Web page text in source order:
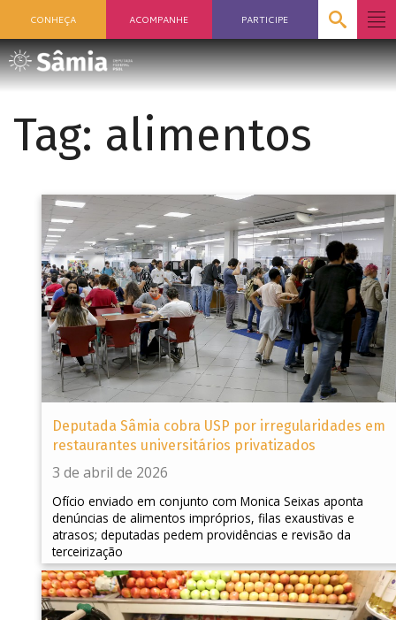
CONHEÇA ACOMPANHE PARTICIPE
Tag: alimentos
Deputada Sâmia cobra USP por irregularidades em
restaurantes universitários privatizados
3 de abril de 2026
Ofício enviado em conjunto com Monica Seixas aponta
denúncias de alimentos impróprios, filas exaustivas e
atrasos; deputadas pedem providências e revisão da
terceirização